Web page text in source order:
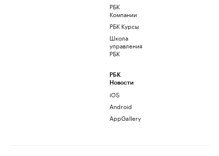
РБК
Компании
РБК Курсы
Школа
управления
РБК
РБК
Новости
iOS
Android
AppGallery